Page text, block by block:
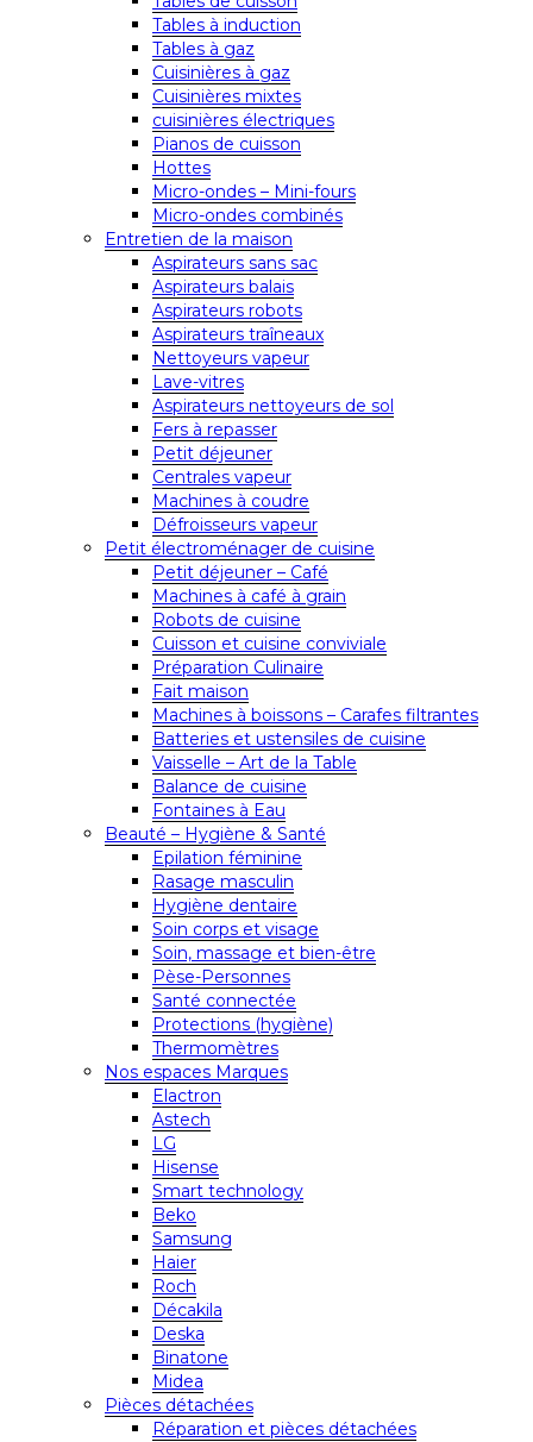
Tables à induction
Tables à gaz
Cuisinières à gaz
Cuisinières mixtes
cuisinières électriques
Pianos de cuisson
Hottes
Micro-ondes – Mini-fours
Micro-ondes combinés
Entretien de la maison
Aspirateurs sans sac
Aspirateurs balais
Aspirateurs robots
Aspirateurs traîneaux
Nettoyeurs vapeur
Lave-vitres
Aspirateurs nettoyeurs de sol
Fers à repasser
Petit déjeuner
Centrales vapeur
Machines à coudre
Défroisseurs vapeur
Petit électroménager de cuisine
Petit déjeuner – Café
Machines à café à grain
Robots de cuisine
Cuisson et cuisine conviviale
Préparation Culinaire
Fait maison
Machines à boissons – Carafes filtrantes
Batteries et ustensiles de cuisine
Vaisselle – Art de la Table
Balance de cuisine
Fontaines à Eau
Beauté – Hygiène & Santé
Epilation féminine
Rasage masculin
Hygiène dentaire
Soin corps et visage
Soin, massage et bien-être
Pèse-Personnes
Santé connectée
Protections (hygiène)
Thermomètres
Nos espaces Marques
Elactron
Astech
LG
Hisense
Smart technology
Beko
Samsung
Haier
Roch
Décakila
Deska
Binatone
Midea
Pièces détachées
Réparation et pièces détachées